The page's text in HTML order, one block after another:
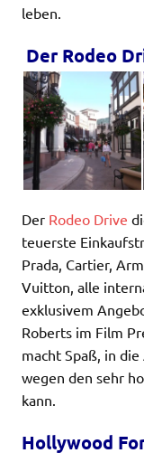
leben.
Der Rodeo
Der Rodeo Drive
teuerste
Prada, Cartier,
Vuitton, alle
exklusivem
Roberts im Film
macht Spaß, in
wegen den sehr
kann.
Hollywood